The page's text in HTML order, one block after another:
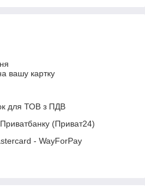
вашу картку
для ТОВ з ПДВ
Приватбанку (Приват24)
- WayForPay